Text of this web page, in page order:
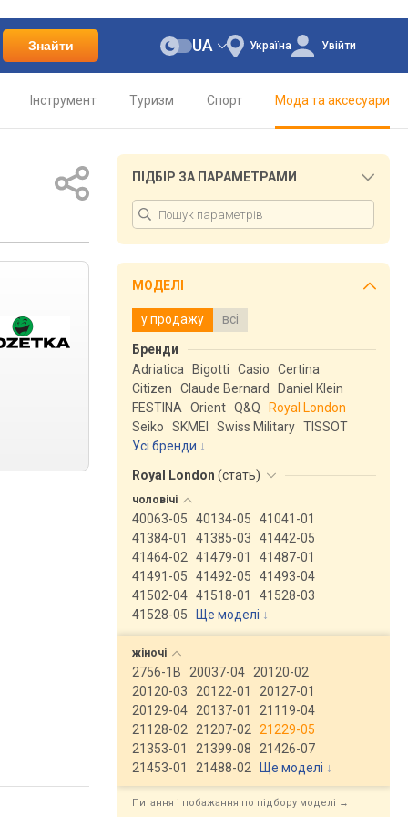
Знайти Україна
UA Увійти
Інструмент Туризм Спорт Мода та аксесуари
ПІДБІР ЗА ПАРАМЕТРАМИ
МОДЕЛІ
у продажу всі
Бренди
Adriatica
Bigotti Casio
Certina
Citizen
Claude Bernard
Daniel Klein
FESTINA
Orient Q&Q
Royal London
Seiko
SKMEI Swiss Military TISSOT
Усі бренди
Royal London (стать)
чоловічі
40063-05 40134-05
41041-01
41384-01
41385-03
41442-05
41464-02
41479-01
41487-01
41491-05
41492-05
41493-04
41502-04 41518-01
41528-03
41528-05
Ще моделі ↓
жіночі
2756-1B 20037-04
20120-02
20120-03
20122-01
20127-01
20129-04
20137-01
21119-04
21128-02
21207-02
21229-05
21353-01
21399-08
21426-07
21453-01
21488-02 Ще моделі ↓
Питання і побажання по підбору моделі →